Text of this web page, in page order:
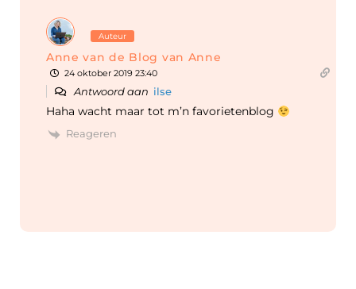
Auteur
Anne van de Blog van Anne
24 oktober 2019 23:40
Antwoord aan ilse
Haha wacht maar tot m’n favorietenblog
Reageren